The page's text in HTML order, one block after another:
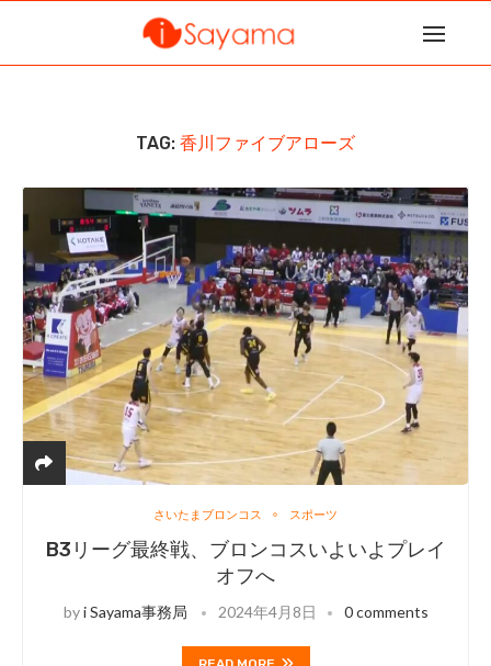
TAG: 香川ファイブアローズ
さいたまブロンコス スポーツ
B3リーグ最終戦、ブロンコスいよいよプレイ
オフへ
byi Sayama事務局 2024年4月8日 0 comments